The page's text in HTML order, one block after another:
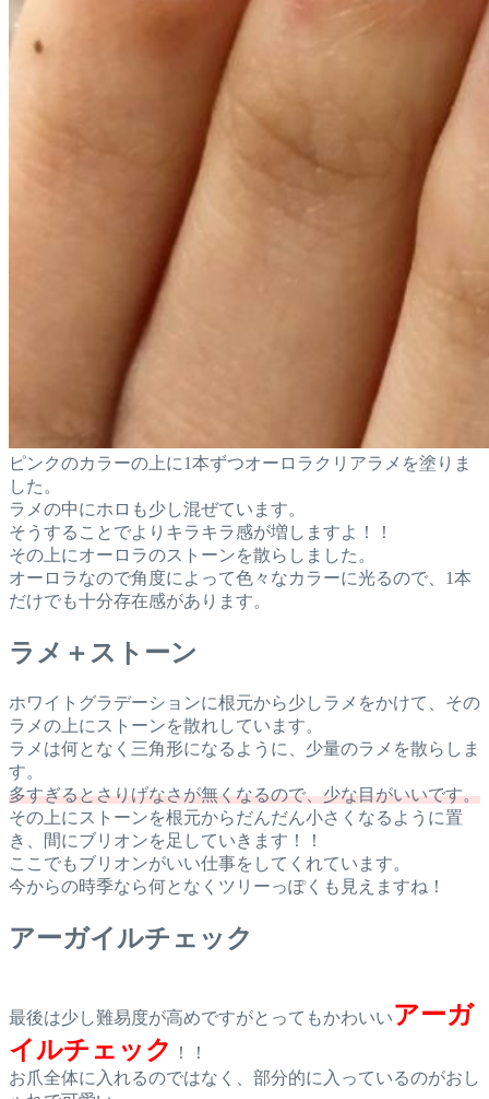
ピンクのカラーの上に1本ずつオーロラクリアラメを塗りま
した。
ラメの中にホロも少し混ぜています。
そうすることでよりキラキラ感が増しますよ！！
その上にオーロラのストーンを散らしました。
オーロラなので角度によって色々なカラーに光るので、1本
だけでも十分存在感があります。
ラメ＋ストーン
ホワイトグラデーションに根元から少しラメをかけて、その
ラメの上にストーンを散れしています。
ラメは何となく三角形になるように、少量のラメを散らしま
す。
多すぎるとさりげなさが無くなるので、少な目がいいです。
その上にストーンを根元からだんだん小さくなるように置
き、間にブリオンを足していきます！！
ここでもブリオンがいい仕事をしてくれています。
今からの時季なら何となくツリーっぽくも見えますね！
アーガイルチェック
最後は少し難易度が高めですがとってもかわいいアーガ
イルチェック
！！
お爪全体に入れるのではなく、部分的に入っているのがおし